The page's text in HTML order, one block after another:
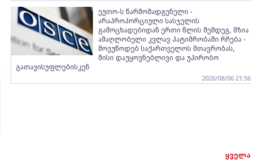
ეუთო-ს წარმომადგენელი -
არაპროპორციული სასჯელის
გამოცხადებიდან ერთი წლის შემდეგ, მზია
ამაღლობელი კვლავ პატიმრობაში რჩება -
მოვუწოდებ საქართველოს მთავრობას,
მისი დაუყოვნებლივი და უპირობო
გათავისუფლებისკენ
2026/08/06 21:56
ყველა